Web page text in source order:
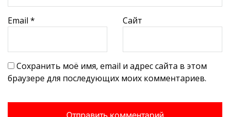
Email * Сайт
Сохранить моё имя, email и адрес сайта в этом
браузере для последующих моих комментариев.